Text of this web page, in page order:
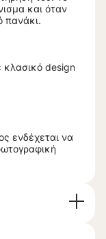
και όταν
πανάκι.
κλασικό design
ενδέχεται να